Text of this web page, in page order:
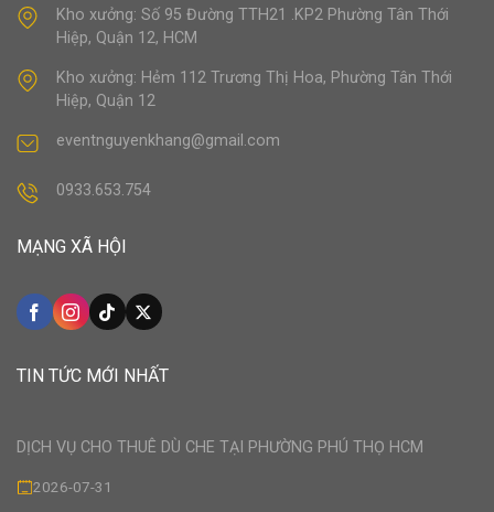
Kho xưởng: Số 95 Đường TTH21 .KP2 Phường Tân Thới
Hiệp, Quận 12, HCM
Kho xưởng: Hẻm 112 Trương Thị Hoa, Phường Tân Thới
Hiệp, Quận 12
eventnguyenkhang@gmail.com
0933.653.754
MẠNG XÃ HỘI
TIN TỨC MỚI NHẤT
DỊCH VỤ CHO THUÊ DÙ CHE TẠI PHƯỜNG PHÚ THỌ HCM
2026-07-31